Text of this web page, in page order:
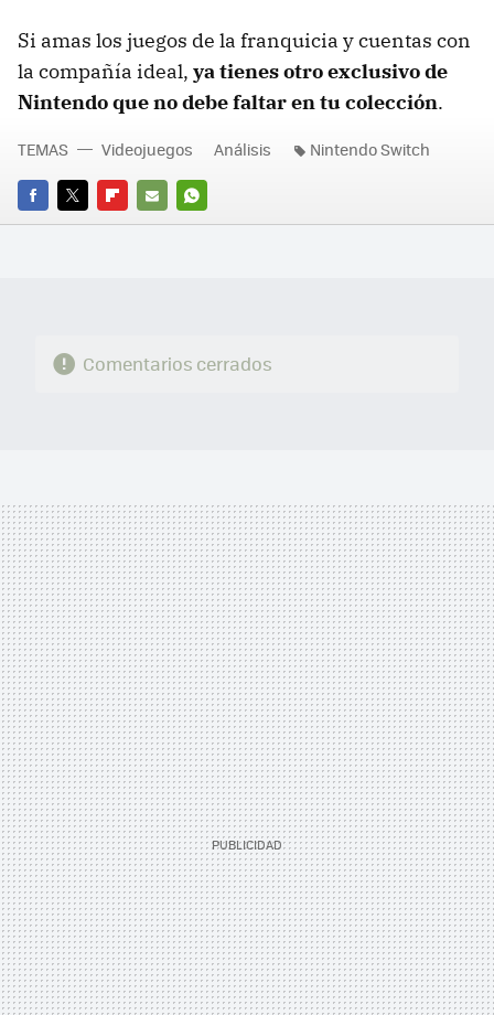
Si amas los juegos de la franquicia y cuentas con
la compañía ideal, ya tienes otro exclusivo de
Nintendo que no debe faltar en tu colección.
FACEBOOK
TWITTERFLIPBOARD
E-
WHATSAPP
TEMAS Videojuegos Análisis Nintendo Switch
Comentarios cerrados